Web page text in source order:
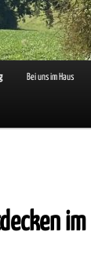
Bei uns im Haus
im